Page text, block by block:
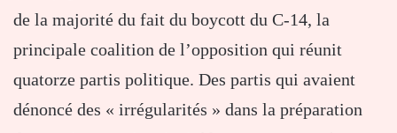
de la majorité du fait du boycott du C-14, la
principale coalition de l’opposition qui réunit
quatorze partis politique. Des partis qui avaient
dénoncé des « irrégularités » dans la préparation